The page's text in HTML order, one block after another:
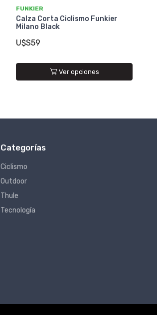
FUNKIER
Calza Corta Ciclismo Funkier
Milano Black
U$S59
Ver opciones
Categorías
Ciclismo
Outdoor
Thule
Tecnología